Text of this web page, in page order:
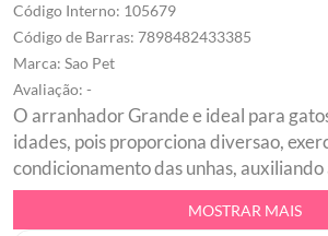
Código Interno: 105679
Código de Barras: 7898482433385
Marca: Sao Pet
Avaliação: -
O arranhador Grande e ideal para
idades, pois proporciona diversao,
condicionamento das unhas,
animal nao danifique os moveis do
sisal natural tem um tamanho ideal
MOSTRAR MAIS